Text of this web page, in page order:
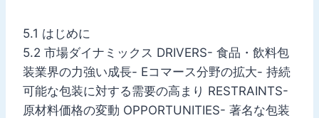
5.1 はじめに
5.2 市場ダイナミックス DRIVERS- 食品・飲料包
装業界の力強い成長- Eコマース分野の拡大- 持続
可能な包装に対する需要の高まり RESTRAINTS-
原材料価格の変動 OPPORTUNITIES- 著名な包装